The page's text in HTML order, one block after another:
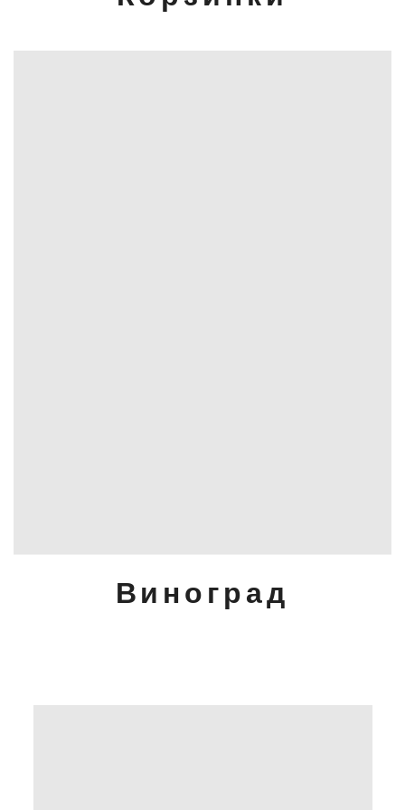
Виноград